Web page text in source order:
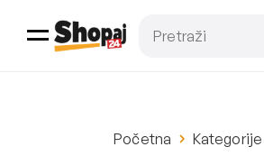
Početna Kategorije